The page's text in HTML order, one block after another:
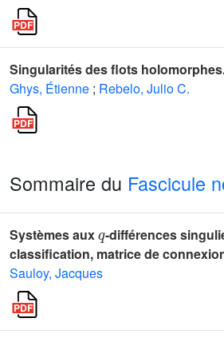
Singularités des flots
Ghys, Étienne ; Rebelo, Julio C.
Sommaire du Fascicule
Systèmes aux -différences
classification, matrice de
Sauloy, Jacques